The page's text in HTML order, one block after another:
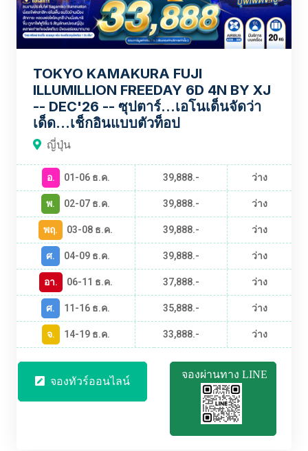
TOKYO KAMAKURA FUJI
ILLUMILLION FREEDAY 6D 4N BY XJ
-- DEC'26 -- ซุปตาร์...เอโนเด็นจัดว่า
เด็ด...เช็กอินแบบตัวท็อป
ญี่ปุ่น
อ. 01-06 ธ.ค. 39,888.-
ว่าง
พ.
02-07 ธ.ค. 39,888.-
ว่าง
พฤ.
03-08 ธ.ค. 39,888.-
ว่าง
ศ.
04-09 ธ.ค. 39,888.-
ว่าง
อา.
06-11 ธ.ค. 37,888.-
ว่าง
ศ.
11-16 ธ.ค. 35,888.-
ว่าง
จ.
14-19 ธ.ค. 33,888.- ว่าง
จองทัวร์ออนไลน์ จองผ่านทาง LINE